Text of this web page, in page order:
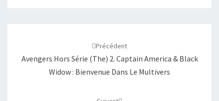
Précédent
Avengers Hors Série (The) 2. Captain America & Black
Widow : Bienvenue Dans Le Multivers